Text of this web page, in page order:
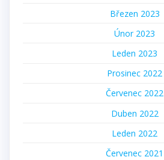
Březen 2023
Únor 2023
Leden 2023
Prosinec 2022
Červenec 2022
Duben 2022
Leden 2022
Červenec 2021